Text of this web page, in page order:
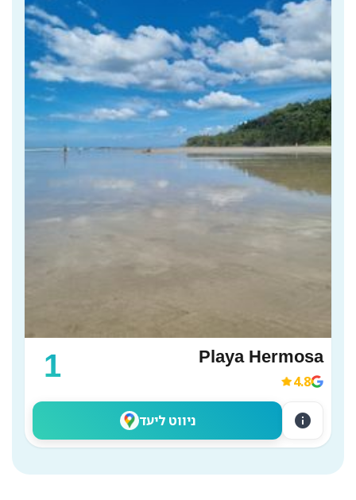
1 Playa Hermosa
4.8
ניווט ליעד info